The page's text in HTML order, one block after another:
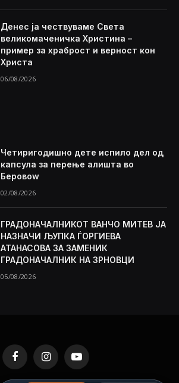
Денес ја чествуваме Света
великомаченичка Христина –
пример за храброст и верност кон
Христа
06/08/2026
Четиригодишно дете испило дел од
капсула за перење алишта во
Беровоw
02/08/2026
ГРАДОНАЧАЛНИКОТ ВАНЧО МИТЕВ ЈА
НАЗНАЧИ ЉУПКА ЃОРГИЕВА
АТАНАСОВА ЗА ЗАМЕНИК
ГРАДОНАЧАЛНИК НА ЗРНОВЦИ
05/08/2026
FacebookInstagramYouTube